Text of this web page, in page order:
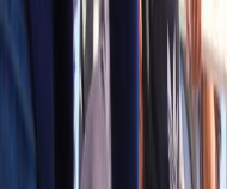
Konsultasi
Resonansi
Sejarah